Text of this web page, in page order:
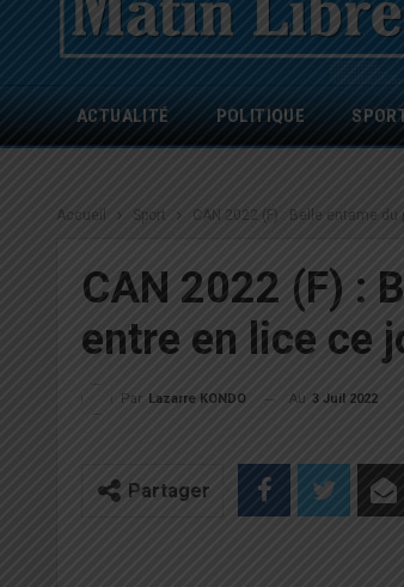
ACTUALITÉ POLITIQUE
Accueil Sport CAN 2022 (F) : Belle entame
CAN 2022 (F) :
entre en lice ce
Par Lazarre KONDO Au 3 Juil 2022
Partager